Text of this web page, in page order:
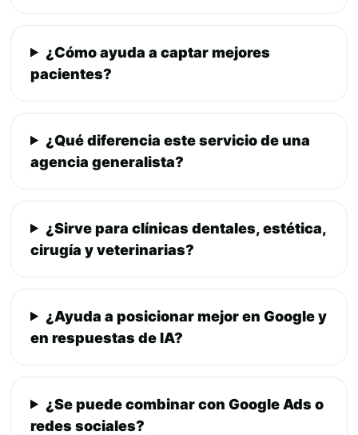
¿Cómo ayuda a captar mejores
pacientes?
¿Qué diferencia este servicio de una
agencia generalista?
¿Sirve para clínicas dentales, estética,
cirugía y veterinarias?
¿Ayuda a posicionar mejor en Google y
en respuestas de IA?
¿Se puede combinar con Google Ads o
redes sociales?